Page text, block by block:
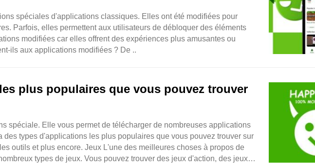
spéciales d'applications classiques. Elles ont été modifiées pour
Parfois, elles permettent aux utilisateurs de débloquer des éléments
modifiées car elles offrent des expériences plus amusantes ou
ils aux applications modifiées ? De ..
plus populaires que vous pouvez trouver
spéciale. Elle vous permet de télécharger de nombreuses applications
des types d'applications les plus populaires que vous pouvez trouver sur
outils et plus encore. Jeux L'une des meilleures choses à propos de
types de jeux. Vous pouvez trouver des jeux d'action, des jeux